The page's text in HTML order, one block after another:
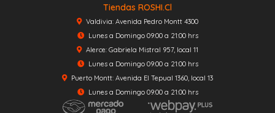
Tiendas ROSHI.cl
Valdivia: Avenida Pedro Montt 4300
Lunes a Domingo 09:00 a 21:00 hrs
Alerce: Gabriela Mistral 957, local 11
Lunes a Domingo 09:00 a 21:00 hrs
Puerto Montt: Avenida El Tepual 1360, local 13
Lunes a Domingo 09:00 a 21:00 hrs